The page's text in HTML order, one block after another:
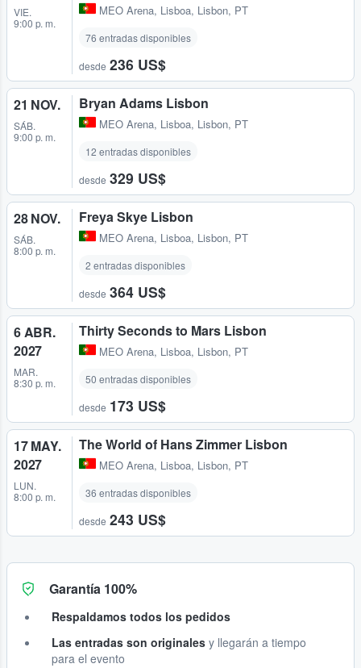
VIE.
9:00 p. m.
MEO Arena, Lisboa, Lisbon, PT
76 entradas disponibles
desde 236 US$
21 NOV.
SÁB.
9:00 p. m.
Bryan Adams Lisbon
MEO Arena, Lisboa, Lisbon, PT
12 entradas disponibles
desde 329 US$
28 NOV.
SÁB.
8:00 p. m.
Freya Skye Lisbon
MEO Arena, Lisboa, Lisbon, PT
2 entradas disponibles
desde 364 US$
6 ABR.
2027
MAR.
8:30 p. m.
Thirty Seconds to Mars Lisbon
MEO Arena, Lisboa, Lisbon, PT
50 entradas disponibles
desde 173 US$
17 MAY.
2027
LUN.
8:00 p. m.
The World of Hans Zimmer Lisbon
MEO Arena, Lisboa, Lisbon, PT
36 entradas disponibles
desde 243 US$
Garantía 100%
Respaldamos todos los pedidos
Las entradas son originales y llegarán a tiempo
para el evento